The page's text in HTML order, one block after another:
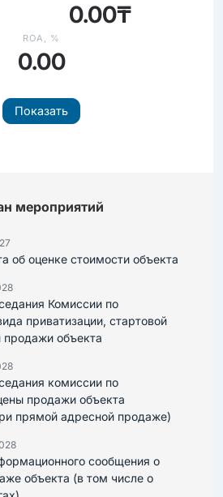
0.00₸
ROA, %
0.00
Показать
мероприятий
об оценке стоимости объекта
Комиссии по
приватизации, стартовой
продажи объекта
комиссии по
продажи объекта
прямой адресной продаже)
сообщения о
объекта (в том числе о